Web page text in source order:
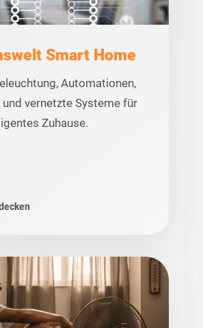
Smart Home
Automationen,
und vernetzte Systeme für
Zuhause.